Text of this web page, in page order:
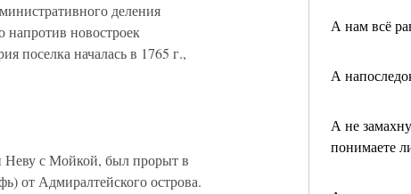
А нам всё
А
А не
понимаете
деления
напротив новостроек
поселка началась в 1765 г.,
с Мойкой, был прорыт в
от Адмиралтейского острова.